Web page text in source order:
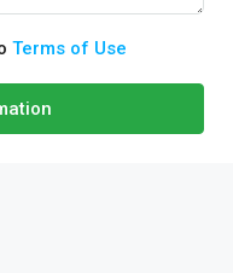
Terms of Use